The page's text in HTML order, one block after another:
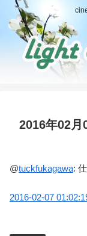
2016年02月
@tuckfukagawa:
2016-02-07